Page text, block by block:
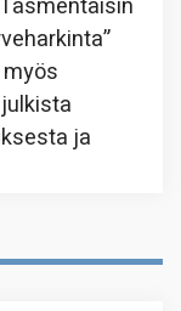
Täsmentäisin
ja